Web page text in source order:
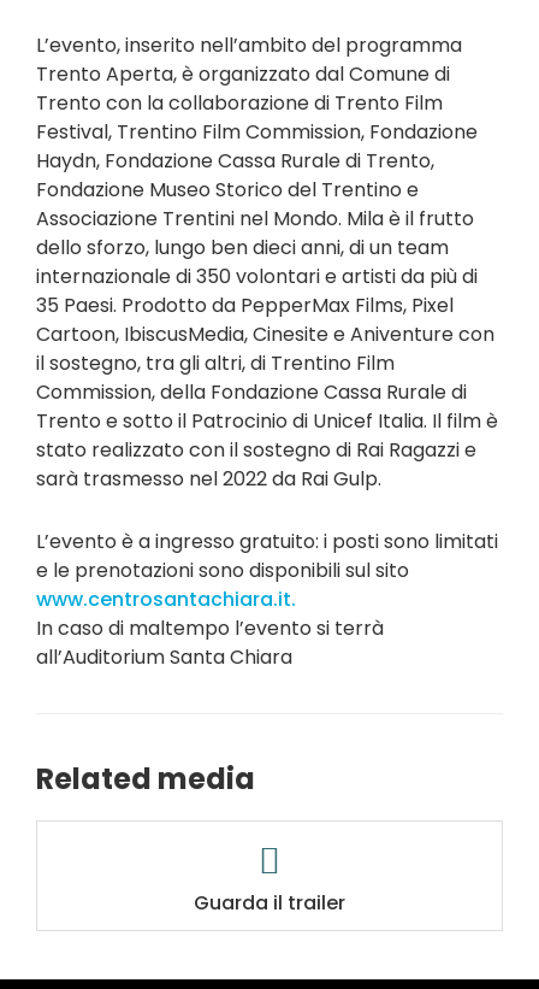
L’evento, inserito nell’ambito del programma
Trento Aperta, è organizzato dal Comune di
Trento con la collaborazione di Trento Film
Festival, Trentino Film Commission, Fondazione
Haydn, Fondazione Cassa Rurale di Trento,
Fondazione Museo Storico del Trentino e
Associazione Trentini nel Mondo. Mila è il frutto
dello sforzo, lungo ben dieci anni, di un team
internazionale di 350 volontari e artisti da più di
35 Paesi. Prodotto da PepperMax Films, Pixel
Cartoon, IbiscusMedia, Cinesite e Aniventure con
il sostegno, tra gli altri, di Trentino Film
Commission, della Fondazione Cassa Rurale di
Trento e sotto il Patrocinio di Unicef Italia. Il film è
stato realizzato con il sostegno di Rai Ragazzi e
sarà trasmesso nel 2022 da Rai Gulp.
L’evento è a ingresso gratuito: i posti sono limitati
e le prenotazioni sono disponibili sul sito
www.centrosantachiara.it.
In caso di maltempo l’evento si terrà
all’Auditorium Santa Chiara
Related media
Guarda il trailer